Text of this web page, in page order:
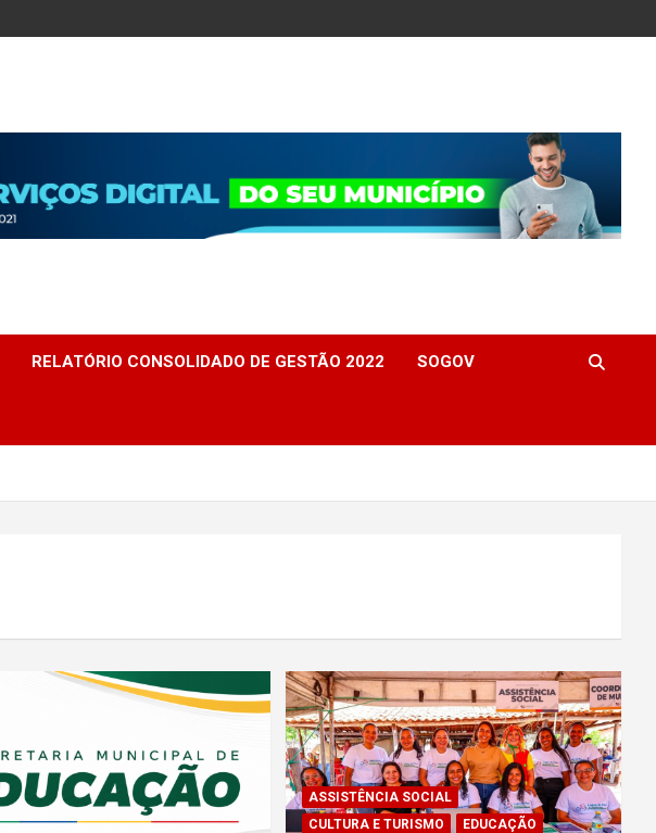
RELATÓRIO CONSOLIDADO DE GESTÃO 2022 SOGOV
ASSISTÊNCIA SOCIAL
CULTURA E TURISMO
EDUCAÇÃO